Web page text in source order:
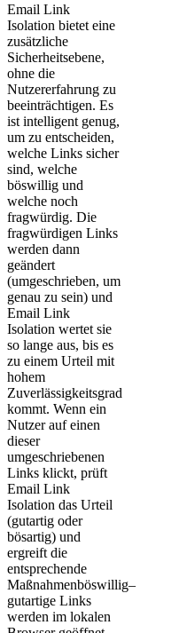
Email Link
Isolation bietet eine
zusätzliche
Sicherheitsebene,
ohne die
Nutzererfahrung zu
beeinträchtigen. Es
ist intelligent genug,
um zu entscheiden,
welche Links sicher
sind, welche
böswillig und
welche noch
fragwürdig. Die
fragwürdigen Links
werden dann
geändert
(umgeschrieben, um
genau zu sein) und
Email Link
Isolation wertet sie
so lange aus, bis es
zu einem Urteil mit
hohem
Zuverlässigkeitsgrad
kommt. Wenn ein
Nutzer auf einen
dieser
umgeschriebenen
Links klickt, prüft
Email Link
Isolation das Urteil
(gutartig oder
bösartig) und
ergreift die
entsprechende
Maßnahmenböswillig–
gutartige Links
werden im lokalen